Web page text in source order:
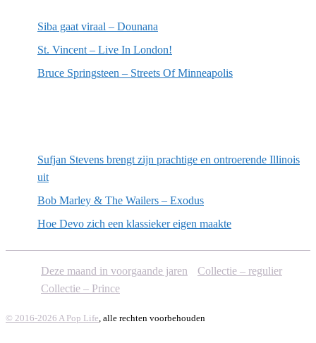
Siba gaat viraal – Dounana
St. Vincent – Live In London!
Bruce Springsteen – Streets Of Minneapolis
Sufjan Stevens brengt zijn prachtige en ontroerende Illinois
uit
Bob Marley & The Wailers – Exodus
Hoe Devo zich een klassieker eigen maakte
Deze maand in voorgaande jaren
Collectie – regulier
Collectie – Prince
© 2016-2026 A Pop Life, alle rechten voorbehouden